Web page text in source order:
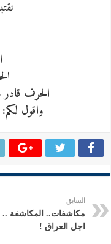
الحرف
واقول
السابق
مكاشفات.. المكاشفة ..
اجل العراق !